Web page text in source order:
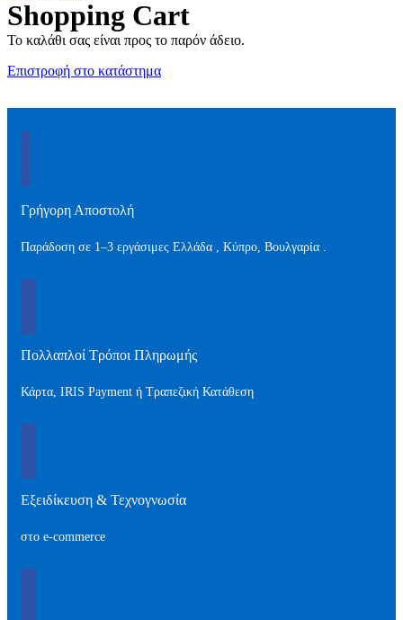
Shopping Cart
Το καλάθι σας είναι προς το παρόν άδειο.
Επιστροφή στο κατάστημα
Γρήγορη Αποστολή
Παράδοση σε 1–3 εργάσιμες Ελλάδα , Kύπρο, Βουλγαρία .
Πολλαπλοί Τρόποι Πληρωμής
Κάρτα, IRIS Payment ή Τραπεζική Κατάθεση
Εξειδίκευση & Τεχνογνωσία
στο e-commerce